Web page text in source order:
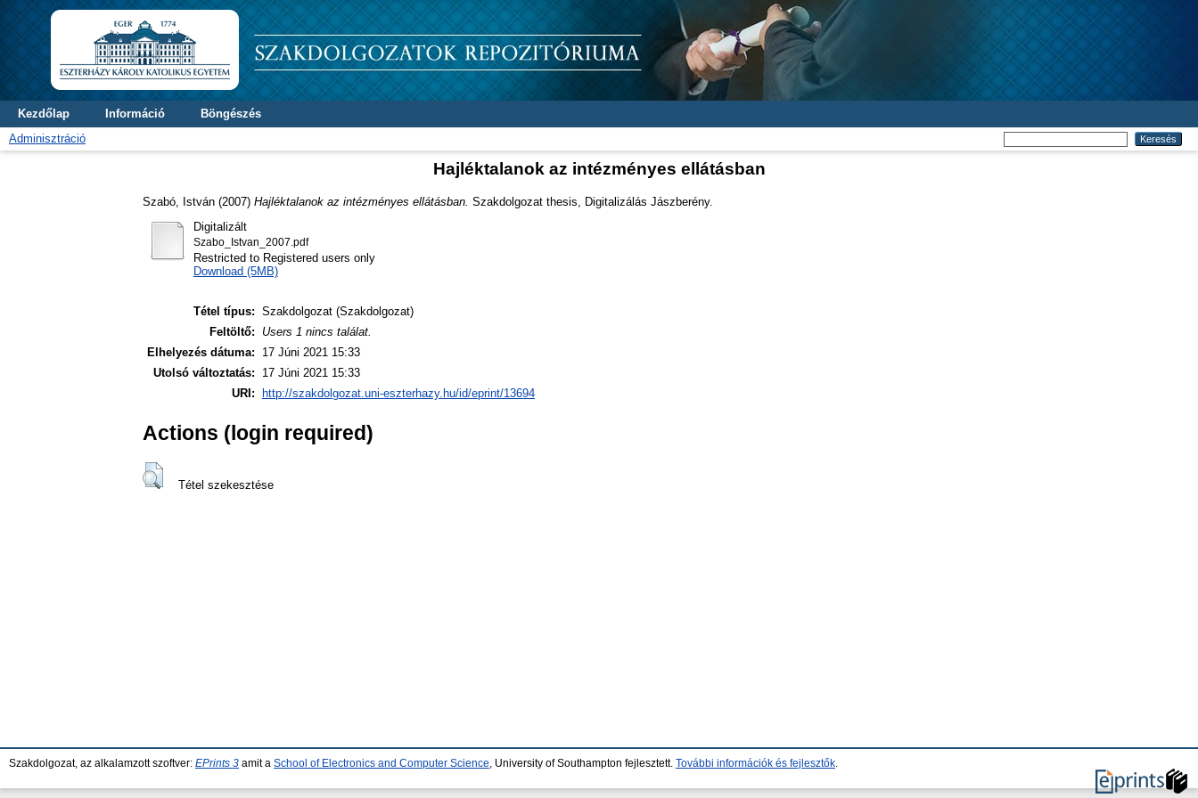
Kezdőlap Információ
Böngészés
Adminisztráció
Hajléktalanok az intézményes ellátásban
Szabó, István (2007) Hajléktalanok az intézményes ellátásban. Szakdolgozat thesis, Digitalizálás Jászberény.
Digitalizált
Szabo_Istvan_2007.pdf
Restricted to Registered users only
Download (5MB)
Tétel típus: Szakdolgozat (Szakdolgozat)
Feltöltő:
Users 1 nincs találat.
Elhelyezés dátuma:
17 Júni 2021 15:33
Utolsó változtatás:
17 Júni 2021 15:33
URI:
http://szakdolgozat.uni-eszterhazy.hu/id/eprint/13694
Actions (login required)
Tétel szekesztése
Szakdolgozat, az alkalamzott szoftver: EPrints 3 amit a School of Electronics and Computer Science , University of Southampton fejlesztett. További információk és fejlesztők